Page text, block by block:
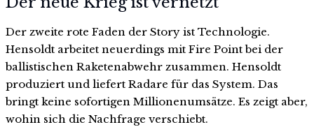
Der zweite rote Faden der Story ist Technologie.
Hensoldt arbeitet neuerdings mit Fire Point bei der
ballistischen Raketenabwehr zusammen. Hensoldt
produziert und liefert Radare für das System. Das
bringt keine sofortigen Millionenumsätze. Es zeigt aber,
wohin sich die Nachfrage verschiebt.